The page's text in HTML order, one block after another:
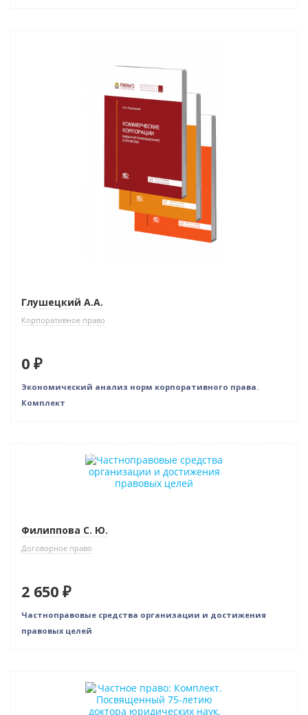
Глушецкий А.А.
Корпоративное право
0 ₽
Экономический анализ норм корпоративного права.
Комплект
Индивидуальный подход
Филиппова С. Ю.
Договорное право
2 650 ₽
Частноправовые средства организации и достижения
правовых целей
Нет в наличии